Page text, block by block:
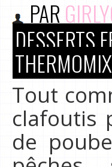
PAR
DESSERTS
THERMOMIX
Tout
clafoutis
de